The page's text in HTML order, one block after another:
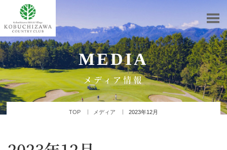
MEDIA
メディア情報
TOP メディア 2023年12月